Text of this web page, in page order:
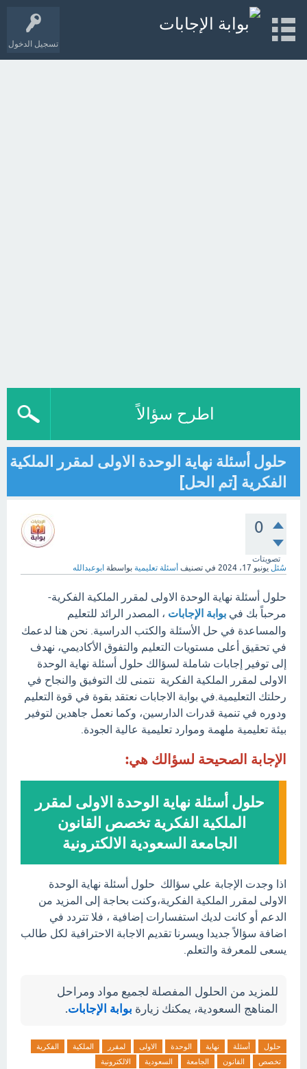
تسجيل الدخول
اطرح سؤالاً
حلول أسئلة نهاية الوحدة الاولى لمقرر الملكية
الفكرية [تم الحل]
0
تصويتات
سُئل يونيو 17، 2024 في تصنيف أسئلة تعليمية بواسطة ابوعبدالله
حلول أسئلة نهاية الوحدة الاولى لمقرر الملكية الفكرية-
مرحباً بك في بوابة الإجابات ، المصدر الرائد للتعليم
والمساعدة في حل الأسئلة والكتب الدراسية. نحن هنا لدعمك
في تحقيق أعلى مستويات التعليم والتفوق الأكاديمي، نهدف
إلى توفير إجابات شاملة لسؤالك حلول أسئلة نهاية الوحدة
الاولى لمقرر الملكية الفكرية نتمنى لك التوفيق والنجاح في
رحلتك التعليمية.في بوابة الاجابات نعتقد بقوة في قوة التعليم
ودوره في تنمية قدرات الدارسين، وكما نعمل جاهدين لتوفير
بيئة تعليمية ملهمة وموارد تعليمية عالية الجودة.
الإجابة الصحيحة لسؤالك هي:
حلول أسئلة نهاية الوحدة الاولى لمقرر
الملكية الفكرية تخصص القانون
الجامعة السعودية الالكترونية
اذا وجدت الإجابة علي سؤالك حلول أسئلة نهاية الوحدة
الاولى لمقرر الملكية الفكرية،وكنت بحاجة إلى المزيد من
الدعم أو كانت لديك استفسارات إضافية ، فلا تتردد في
اضافة سؤالاً جديدا ويسرنا تقديم الاجابة الاحترافية لكل طالب
يسعى للمعرفة والتعلم.
للمزيد من الحلول المفصلة لجميع مواد ومراحل
المناهج السعودية، يمكنك زيارة بوابة الإجابات.
حلول أسئلة نهاية الوحدة الاولى لمقرر الملكية
الفكرية
تخصص
القانون الجامعة السعودية الالكترونية